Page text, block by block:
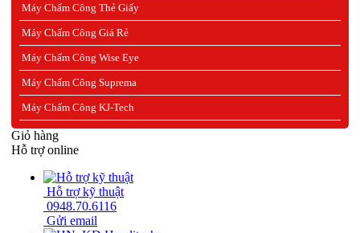
Máy Chấm Công Thẻ Giấy
Máy Chấm Công Giá Rẻ
Máy Chấm Công Wise Eye
Máy Chấm Công Suprema
Máy Chấm Công KJ-Tech
Giỏ hàng
Hỗ trợ online
Hỗ trợ kỹ thuật
0948.70.6116
Gửi email